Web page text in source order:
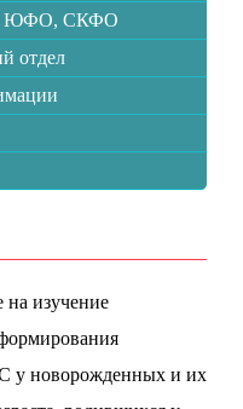
ЮФО, СКФО
отдел
на изучение
у новорожденных и их